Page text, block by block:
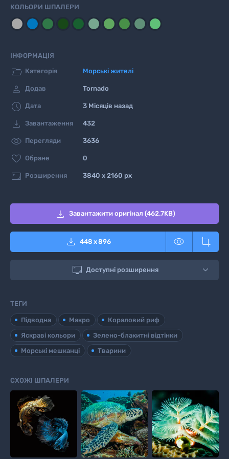
КОЛЬОРИ ШПАЛЕРИ
ІНФОРМАЦІЯ
 Категорія Морські жителі
 Додав Tornado
 Дата 3 Місяців назад
 Завантаження 432
 Перегляди 3636
 Обране 0
 Розширення 3840 x 2160 px
 Завантажити оригінал (462.7KB)
 448 x896  
 Доступні розширення
ТЕГИ
Підводна Макро
Кораловий риф
Яскраві кольори
Зелено-блакитні відтінки
Морські мешканці
Тварини
СХОЖІ ШПАЛЕРИ